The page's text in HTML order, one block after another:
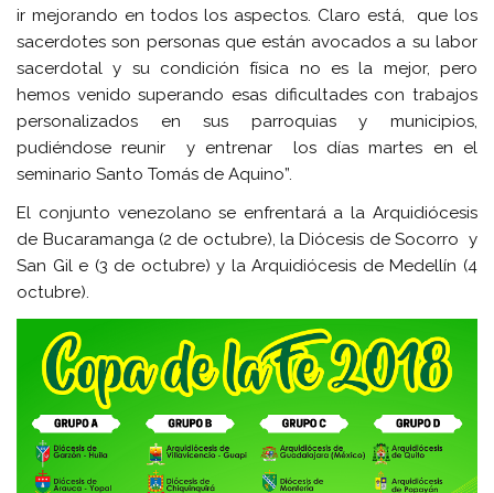
ir mejorando en todos los aspectos. Claro está, que los
sacerdotes son personas que están avocados a su labor
sacerdotal y su condición física no es la mejor, pero
hemos venido superando esas dificultades con trabajos
personalizados en sus parroquias y municipios,
pudiéndose reunir y entrenar los días martes en el
seminario Santo Tomás de Aquino”.
El conjunto venezolano se enfrentará a la Arquidiócesis
de Bucaramanga (2 de octubre), la Diócesis de Socorro y
San Gil e (3 de octubre) y la Arquidiócesis de Medellín (4
octubre).